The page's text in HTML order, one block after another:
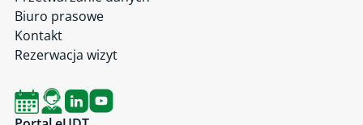
Biuro prasowe
Kontakt
Rezerwacja wizyt